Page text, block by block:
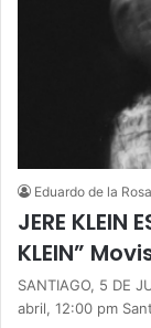
Eduardo de la
JERE KLEIN
KLEIN”
SANTIAGO, 5 DE
abril, 12:00 pm